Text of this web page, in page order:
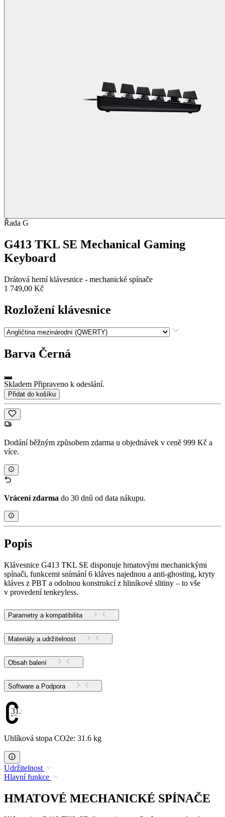
Řada G
G413 TKL SE Mechanical Gaming
Keyboard
Drátová herní klávesnice - mechanické spínače
1 749,00 Kč
Rozložení klávesnice
Barva Černá
Skladem Připraveno k odeslání.
Přidat do košíku
Dodání běžným způsobem zdarma u objednávek v ceně 999 Kč a
více.
Vrácení zdarma do 30 dnů od data nákupu.
Popis
Klávesnice G413 TKL SE disponuje hmatovými mechanickými
spínači, funkcemi snímání 6 kláves najednou a anti-ghosting, kryty
kláves z PBT a odolnou konstrukcí z hliníkové slitiny – to vše
v provedení tenkeyless.
Parametry a kompatibilita
Materiály a udržitelnost
Obsah balení
Software a Podpora
31.6
Uhlíková stopa CO2e: 31.6 kg
Udržitelnost
Hlavní funkce
HMATOVÉ MECHANICKÉ SPÍNAČE